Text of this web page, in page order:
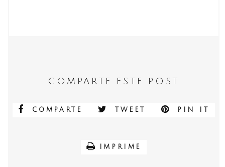
COMPARTE ESTE POST
COMPARTE TWEET PIN IT
IMPRIME